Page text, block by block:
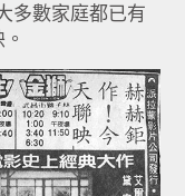
多數家庭都已有